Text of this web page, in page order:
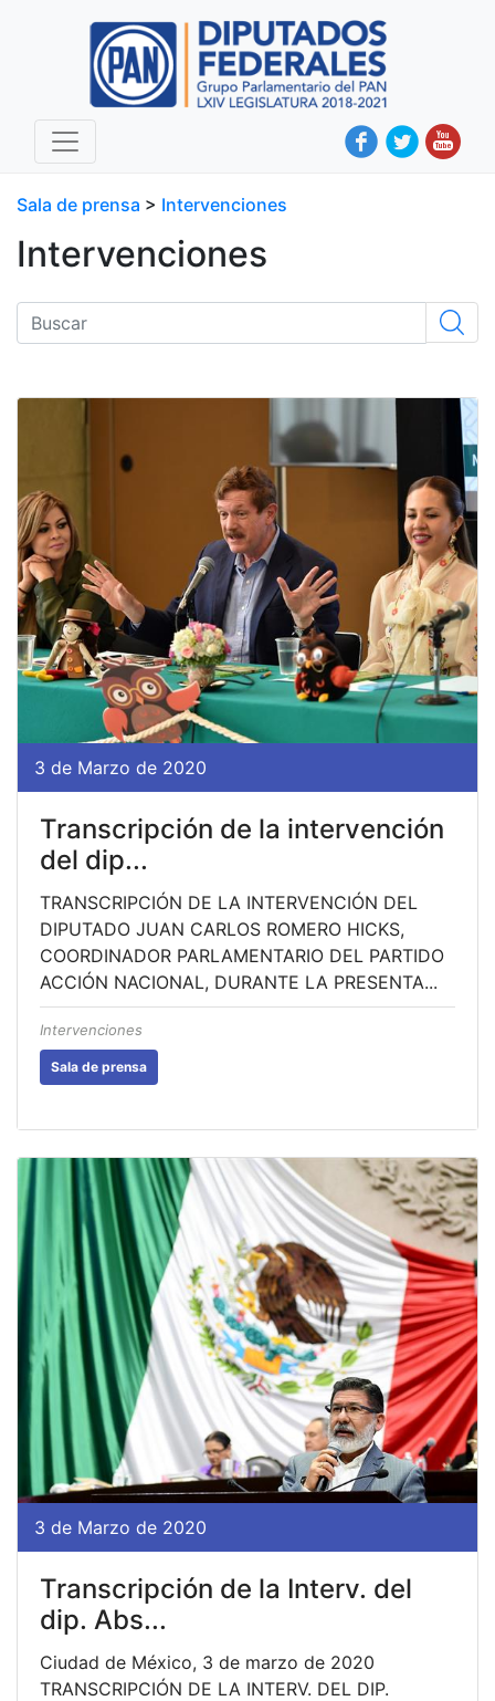
Sala de prensa > Intervenciones
Intervenciones
3 de Marzo de 2020
Transcripción de la intervención
del dip...
TRANSCRIPCIÓN DE LA INTERVENCIÓN DEL
DIPUTADO JUAN CARLOS ROMERO HICKS,
COORDINADOR PARLAMENTARIO DEL PARTIDO
ACCIÓN NACIONAL, DURANTE LA PRESENTA...
Intervenciones
Sala de prensa
3 de Marzo de 2020
Transcripción de la Interv. del
dip. Abs...
Ciudad de México, 3 de marzo de 2020
TRANSCRIPCIÓN DE LA INTERV. DEL DIP.